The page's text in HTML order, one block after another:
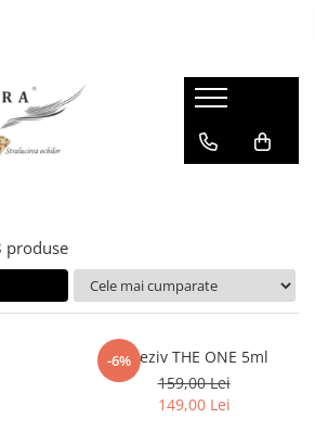
linii
produse
-6%Adeziv THE ONE 5ml
159,00 Lei
149,00 Lei